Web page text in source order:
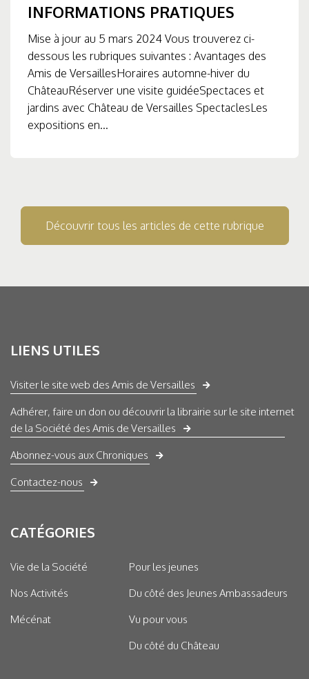
INFORMATIONS PRATIQUES
Mise à jour au 5 mars 2024 Vous trouverez ci-
dessous les rubriques suivantes : Avantages des
Amis de VersaillesHoraires automne-hiver du
ChâteauRéserver une visite guidéeSpectaces et
jardins avec Château de Versailles SpectaclesLes
expositions en...
Découvrir tous les articles de cette rubrique
LIENS UTILES
Visiter le site web des Amis de Versailles
Adhérer, faire un don ou découvrir la librairie sur le site internet
de la Société des Amis de Versailles
Abonnez-vous aux Chroniques
Contactez-nous
CATÉGORIES
Vie de la Société
Nos Activités
Mécénat
Pour les jeunes
Du côté des Jeunes Ambassadeurs
Vu pour vous
Du côté du Château